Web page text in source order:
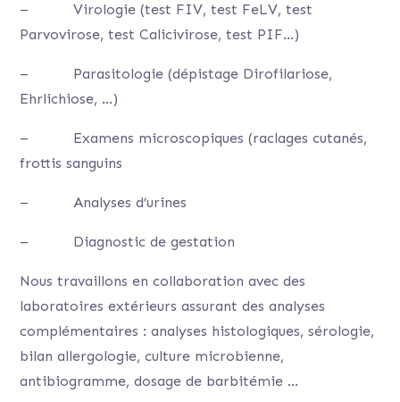
– Virologie (test FIV, test FeLV, test
Parvovirose, test Calicivirose, test PIF…)
– Parasitologie (dépistage Dirofilariose,
Ehrlichiose, …)
– Examens microscopiques (raclages cutanés,
frottis sanguins
– Analyses d’urines
– Diagnostic de gestation
Nous travaillons en collaboration avec des
laboratoires extérieurs assurant des analyses
complémentaires : analyses histologiques, sérologie,
bilan allergologie, culture microbienne,
antibiogramme, dosage de barbitémie …